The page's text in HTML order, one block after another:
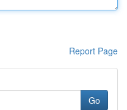
Report Page
Go